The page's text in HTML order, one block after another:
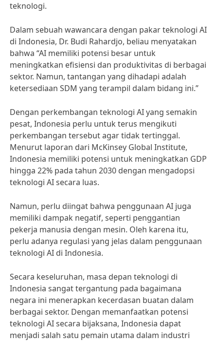
teknologi.
Dalam sebuah wawancara dengan pakar teknologi AI
di Indonesia, Dr. Budi Rahardjo, beliau menyatakan
bahwa “AI memiliki potensi besar untuk
meningkatkan efisiensi dan produktivitas di berbagai
sektor. Namun, tantangan yang dihadapi adalah
ketersediaan SDM yang terampil dalam bidang ini.”
Dengan perkembangan teknologi AI yang semakin
pesat, Indonesia perlu untuk terus mengikuti
perkembangan tersebut agar tidak tertinggal.
Menurut laporan dari McKinsey Global Institute,
Indonesia memiliki potensi untuk meningkatkan GDP
hingga 22% pada tahun 2030 dengan mengadopsi
teknologi AI secara luas.
Namun, perlu diingat bahwa penggunaan AI juga
memiliki dampak negatif, seperti penggantian
pekerja manusia dengan mesin. Oleh karena itu,
perlu adanya regulasi yang jelas dalam penggunaan
teknologi AI di Indonesia.
Secara keseluruhan, masa depan teknologi di
Indonesia sangat tergantung pada bagaimana
negara ini menerapkan kecerdasan buatan dalam
berbagai sektor. Dengan memanfaatkan potensi
teknologi AI secara bijaksana, Indonesia dapat
menjadi salah satu pemain utama dalam industri